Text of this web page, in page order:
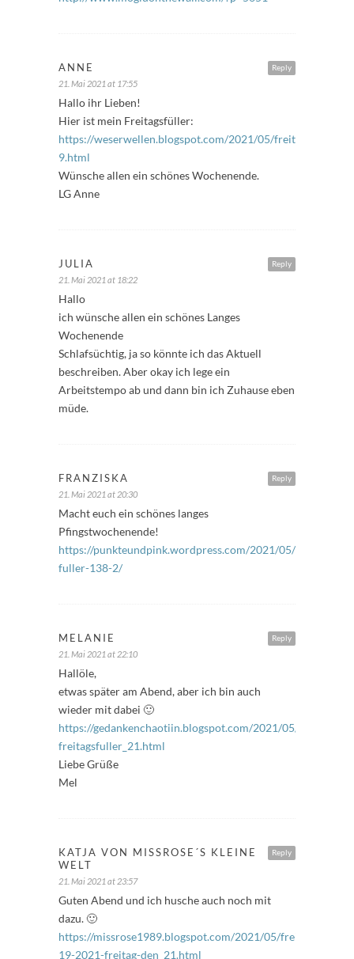
Reply
ANNE
21. Mai 2021 at 17:55
Hallo ihr Lieben!
Hier ist mein Freitagsfüller:
https://weserwellen.blogspot.com/2021/05/freitagsfuller-
9.html
Wünsche allen ein schönes Wochenende.
LG Anne
Reply
JULIA
21. Mai 2021 at 18:22
Hallo
ich wünsche allen ein schönes Langes
Wochenende
Schlafsüchtig, ja so könnte ich das Aktuell
beschreiben. Aber okay ich lege ein
Arbeitstempo ab und dann bin ich Zuhause eben
müde.
Reply
FRANZISKA
21. Mai 2021 at 20:30
Macht euch ein schönes langes
Pfingstwochenende!
https://punkteundpink.wordpress.com/2021/05/21/freitags-
fuller-138-2/
Reply
MELANIE
21. Mai 2021 at 22:10
Hallöle,
etwas später am Abend, aber ich bin auch
wieder mit dabei 🙂
https://gedankenchaotiin.blogspot.com/2021/05/
freitagsfuller_21.html
Liebe Grüße
Mel
Reply
KATJA VON MISSROSE´S KLEINE
WELT
21. Mai 2021 at 23:57
Guten Abend und ich husche auch noch mit
dazu. 🙂
https://missrose1989.blogspot.com/2021/05/freitagfuller-
19-2021-freitag-den_21.html